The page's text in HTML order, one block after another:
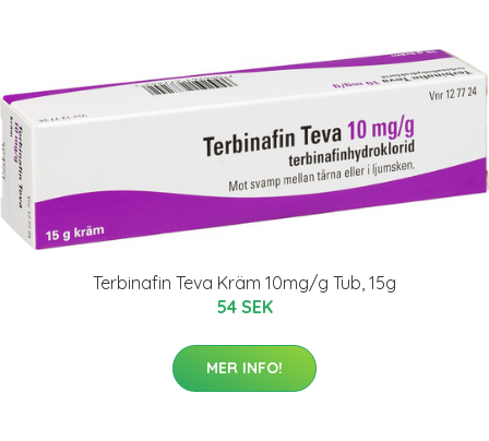
Terbinafin Teva Kräm 10mg/g Tub, 15g
54 SEK
MER INFO!